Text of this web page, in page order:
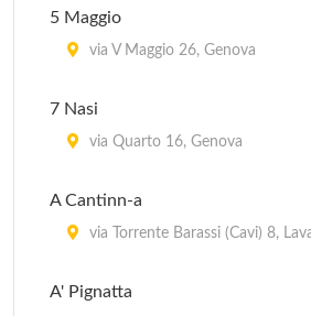
5 Maggio
via V Maggio 26, Genova
7 Nasi
via Quarto 16, Genova
A Cantinn-a
via Torrente Barassi (Cavi) 8,
A' Pignatta